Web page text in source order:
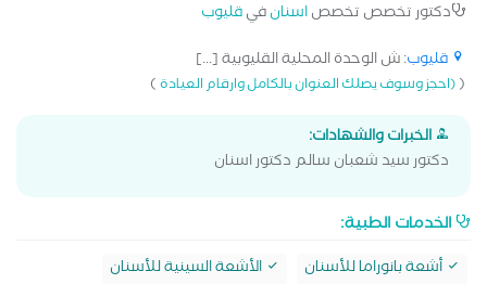
دكتور تخصص تخصصاسنانفيقليوب
قليوب: ش الوحدة المحلية القليوبية [...]
((احجز وسوف يصلك العنوان بالكامل وارقام العيادة)
الخبرات والشهادات:
دكتور سيد شعبان سالم دكتور اسنان
الخدمات الطبية:
أشعة بانوراما للأسنان
الأشعة السينية للأسنان